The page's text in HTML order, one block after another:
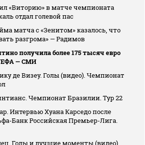
«Виторию» в матче чемпионата
отдал голевой пас
матча с «Зенитом» казалось, что
разгрома» — Радимов
получила более 175 тысяч евро
— СМИ
де Визеу. Голы (видео). Чемпионат
Чемпионат Бразилии. Тур 22
Интервью Хуана Карседо после
Банк Российская Премьер-Лига.
Голы и лучшие моменты (видео).